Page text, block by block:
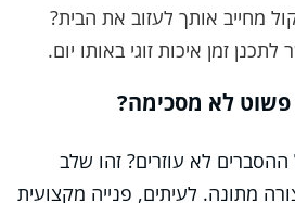
מחייב אותך לעזוב את הבית?
זמן איכות זוגי באותו יום.
לא מסכימה?
לא עוזרים? זהו שלב
מתונה. לעיתים, פנייה מקצועית